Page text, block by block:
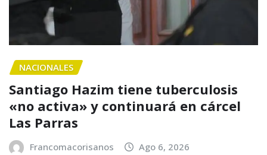
NACIONALES
Santiago Hazim tiene tuberculosis
«no activa» y continuará en cárcel
Las Parras
Francomacorisanos Ago 6, 2026